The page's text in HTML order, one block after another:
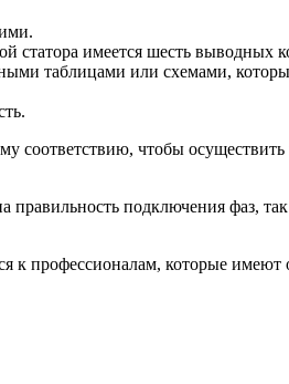
статора имеется шесть выводных
таблицами или схемами,
чтобы осуществить
подключения фаз,
к профессионалам, которые